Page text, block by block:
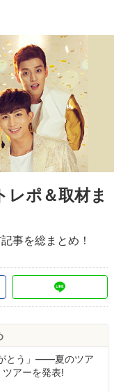
レポ＆取材ま
事を総まとめ！
とう」――夏のツア
アーを発表!